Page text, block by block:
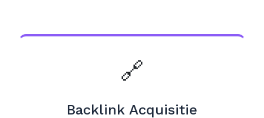
🔗
Backlink Acquisitie